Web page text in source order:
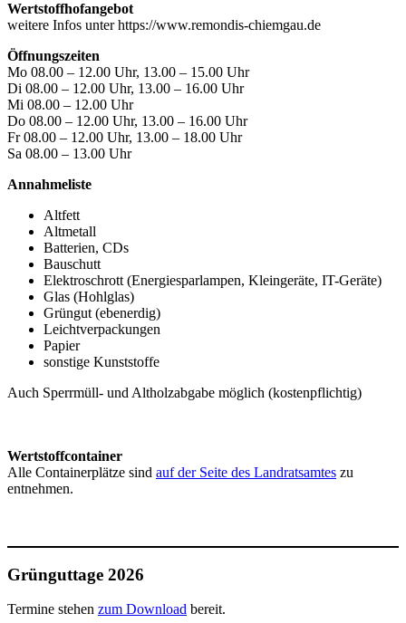
Wertstoffhofangebot
weitere Infos unter https://www.remondis-chiemgau.de
Öffnungszeiten
Mo 08.00 – 12.00 Uhr, 13.00 – 15.00 Uhr
Di 08.00 – 12.00 Uhr, 13.00 – 16.00 Uhr
Mi 08.00 – 12.00 Uhr
Do 08.00 – 12.00 Uhr, 13.00 – 16.00 Uhr
Fr 08.00 – 12.00 Uhr, 13.00 – 18.00 Uhr
Sa 08.00 – 13.00 Uhr
Annahmeliste
Altfett
Altmetall
Batterien, CDs
Bauschutt
Elektroschrott (Energiesparlampen, Kleingeräte, IT-Geräte)
Glas (Hohlglas)
Grüngut (ebenerdig)
Leichtverpackungen
Papier
sonstige Kunststoffe
Auch Sperrmüll- und Altholzabgabe möglich (kostenpflichtig)
Wertstoffcontainer
Alle Containerplätze sind auf der Seite des Landratsamtes zu
entnehmen.
Grünguttage 2026
Termine stehen zum Download bereit.